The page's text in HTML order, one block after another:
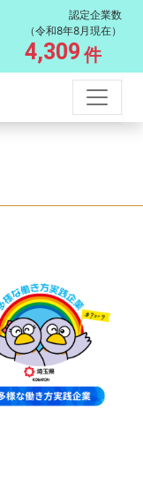
認定企業数
（令和8年8月現在）
4,309 件